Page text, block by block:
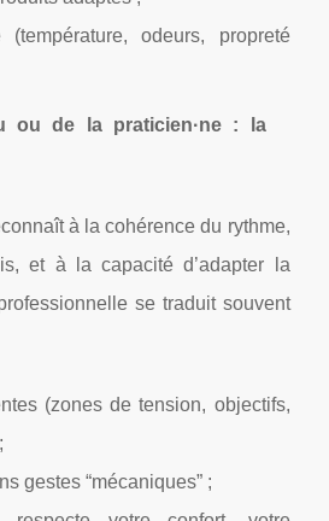
(température, odeurs, propreté
ou de la praticien·ne : la
à la cohérence du rythme,
et à la capacité d’adapter la
se traduit souvent
(zones de tension, objectifs,
gestes “mécaniques” ;